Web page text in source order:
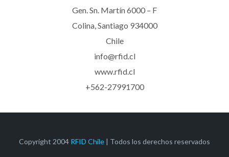
Gen. Sn. Martín 6000 – F
Colina, Santiago 934000
Chile
info@rfid.cl
www.rfid.cl
+562-27991700
Copyright 2004 RFID Chile | Todos los derechos reservados